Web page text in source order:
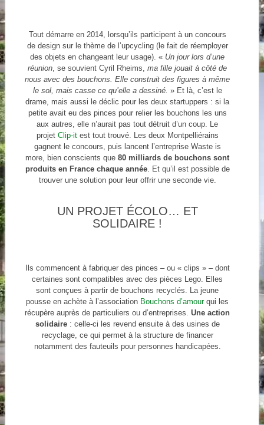
Tout démarre en 2014, lorsqu’ils participent à un concours
de design sur le thème de l’upcycling (le fait de réemployer
des objets en changeant leur usage). « Un jour lors d’une
réunion , se souvient Cyril Rheims,ma fille jouait à côté de
nous avec des bouchons. Elle construit des figures à même
le sol, mais casse ce qu’elle a dessiné. » Et là, c’est le
drame, mais aussi le déclic pour les deux startuppers : si la
petite avait eu des pinces pour relier les bouchons les uns
aux autres, elle n’aurait pas tout détruit d’un coup. Le
projet Clip-itest tout trouvé. Les deux Montpelliérains
gagnent le concours, puis lancent l’entreprise Waste is
more, bien conscients que 80 milliards de bouchons sont
produits en France chaque année. Et qu’il est possible de
trouver une solution pour leur offrir une seconde vie.
UN PROJET ÉCOLO… ET
SOLIDAIRE !
Ils commencent à fabriquer des pinces – ou « clips » – dont
certaines sont compatibles avec des pièces Lego. Elles
sont conçues à partir de bouchons recyclés. La jeune
pousse en achète à l’association Bouchons d’amourqui les
récupère auprès de particuliers ou d’entreprises.Une action
solidaire: celle-ci les revend ensuite à des usines de
recyclage, ce qui permet à la structure de financer
notamment des fauteuils pour personnes handicapées.